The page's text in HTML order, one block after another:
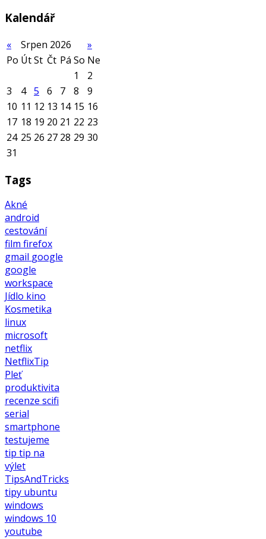
Kalendář
« Srpen 2026
»
Po ÚtSt Čt Pá So Ne
1
2
3
4 5 6 7 8
9
10 11 12 13 14 15 16
17 18 19 20 21 22 23
24 25 26 27 28 29 30
31
Tags
Akné
android
cestování
film firefox
gmail google
google
workspace
Jídlo kino
Kosmetika
linux
microsoft
netflix
NetflixTip
Pleť
produktivita
recenze scifi
serial
smartphone
testujeme
tip tip na
výlet
TipsAndTricks
tipy ubuntu
windows
windows 10
youtube